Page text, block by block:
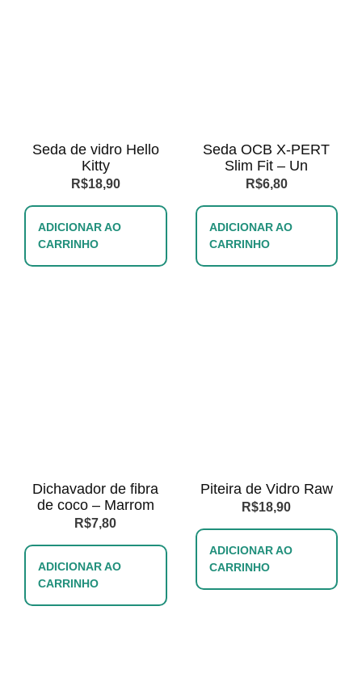
Seda de vidro Hello
Kitty
R$18,90
ADICIONAR AO
CARRINHO
Seda OCB X-PERT
Slim Fit – Un
R$6,80
ADICIONAR AO
CARRINHO
Dichavador de fibra
de coco – Marrom
R$7,80
ADICIONAR AO
CARRINHO
Piteira de Vidro Raw
R$18,90
ADICIONAR AO
CARRINHO